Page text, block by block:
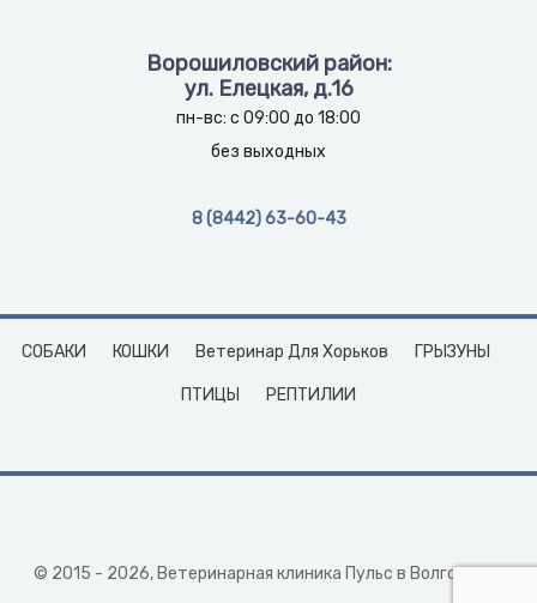
Ворошиловский район:
ул. Елецкая, д.16
пн-вс: с 09:00 до 18:00
без выходных
8 (8442) 63-60-43
СОБАКИ КОШКИ Ветеринар Для Хорьков ГРЫЗУНЫ
ПТИЦЫ РЕПТИЛИИ
© 2015 - 2026, Ветеринарная клиника Пульс в Волгограде